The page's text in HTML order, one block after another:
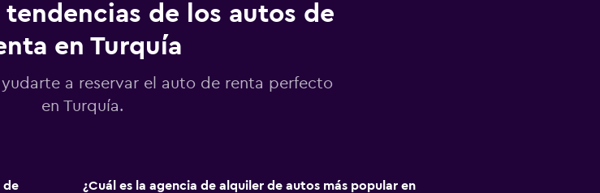
de los autos de
en Turquía
a reservar el auto de renta perfecto
en Turquía.
de
¿Cuál es la agencia de alquiler de autos más popular en